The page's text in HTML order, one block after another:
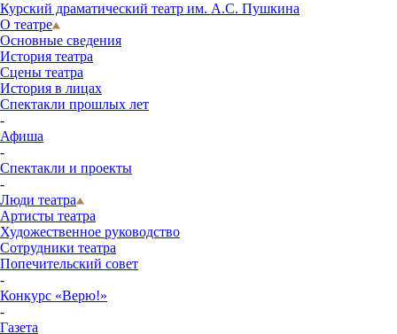
Курский драматический театр им. А.С. Пушкина
О театре
Основные сведения
История театра
Сцены театра
История в лицах
Спектакли прошлых лет
-
Афиша
-
Спектакли и проекты
-
Люди театра
Артисты театра
Художественное руководство
Сотрудники театра
Попечительский совет
-
Конкурс «Верю!»
-
Газета